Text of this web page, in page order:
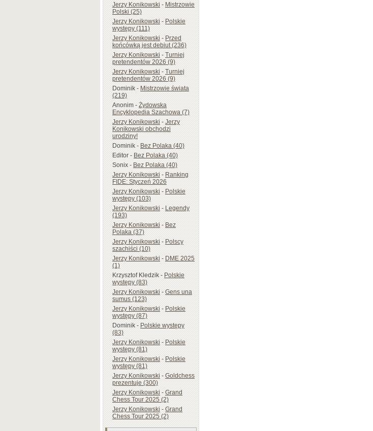
Jerzy Konikowski-Mistrzowie
Polski (25)
Jerzy Konikowski-Polskie
występy (111)
Jerzy Konikowski-Przed
końcówką jest debiut (236)
Jerzy Konikowski-Turniej
pretendentów 2026 (9)
Jerzy Konikowski-Turniej
pretendentów 2026 (9)
Dominik-Mistrzowie świata
(219)
Anonim-Żydowska
Encyklopedia Szachowa (7)
Jerzy Konikowski-Jerzy
Konikowski obchodzi
urodziny!
Dominik-Bez Polaka (40)
Editor-Bez Polaka (40)
Sonix-Bez Polaka (40)
Jerzy Konikowski-Ranking
FIDE: Styczeń 2026
Jerzy Konikowski-Polskie
występy (103)
Jerzy Konikowski-Legendy
(193)
Jerzy Konikowski-Bez
Polaka (37)
Jerzy Konikowski-Polscy
szachiści (10)
Jerzy Konikowski-DME 2025
(1)
Krzysztof Kledzik-Polskie
występy (83)
Jerzy Konikowski-Gens una
sumus (123)
Jerzy Konikowski-Polskie
występy (87)
Dominik-Polskie występy
(83)
Jerzy Konikowski-Polskie
występy (81)
Jerzy Konikowski-Polskie
występy (81)
Jerzy Konikowski-Goldchess
prezentuje (300)
Jerzy Konikowski-Grand
Chess Tour 2025 (2)
Jerzy Konikowski-Grand
Chess Tour 2025 (2)